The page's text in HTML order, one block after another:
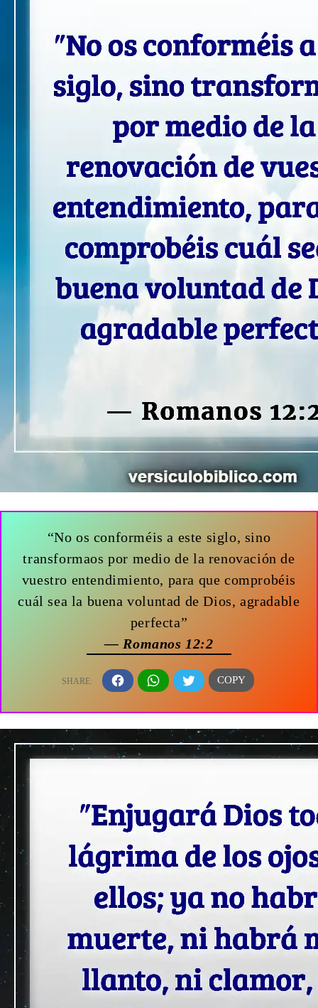
“No os conforméis a este siglo, sino
transformaos por medio de la renovación de
vuestro entendimiento, para que comprobéis
cuál sea la buena voluntad de Dios, agradable
perfecta”
— Romanos 12:2